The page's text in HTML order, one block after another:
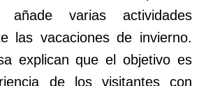
añade varias actividades
las vacaciones de invierno.
explican que el objetivo es
de los visitantes con